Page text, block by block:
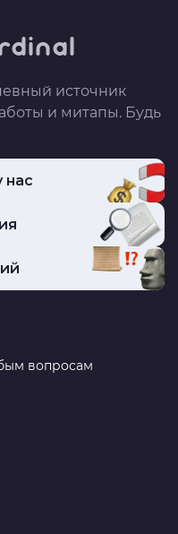
источник
и митапы. Будь
нас
вопросам